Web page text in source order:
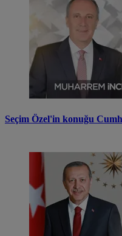
Seçim Özel'in konuğu